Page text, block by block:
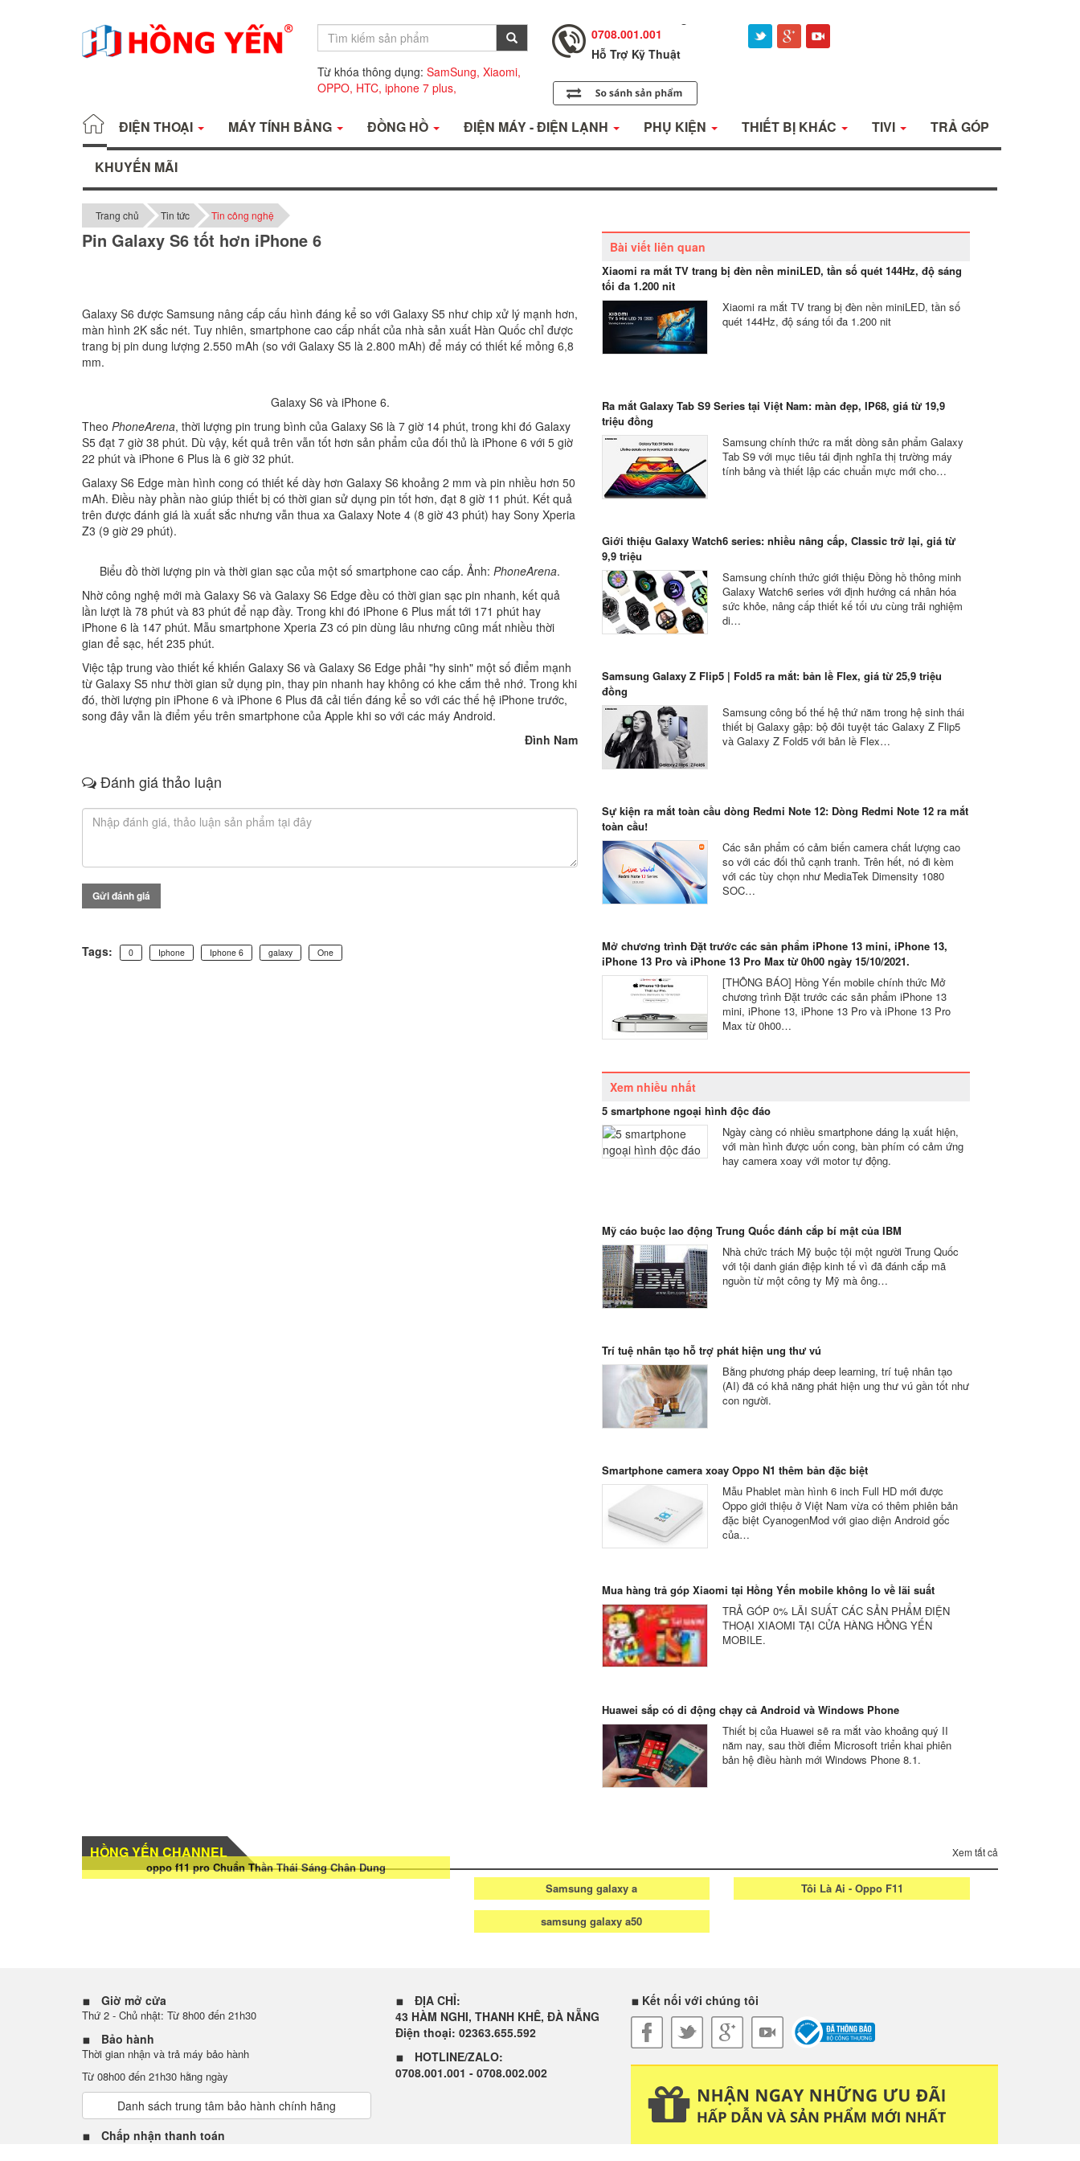
Từ khóa thông dụng: SamSung, Xiaomi,
OPPO, HTC, iphone 7 plus,
Hỗ Trợ Kỹ Thuật
0708.002.002
0708.001.001
ĐIỆN THOẠI MÁY TÍNH BẢNG ĐỒNG HỒ ĐIỆN MÁY - ĐIỆN LẠNH PHỤ KIỆN THIẾT BỊ KHÁC TIVI TRẢ GÓP
KHUYẾN MÃI
Trang chủ Tin tức Tin công nghệ
Pin Galaxy S6 tốt hơn iPhone 6
Galaxy S6 được Samsung nâng cấp cấu hình đáng kể so với Galaxy S5 như chip xử lý mạnh hơn,
màn hình 2K sắc nét. Tuy nhiên, smartphone cao cấp nhất của nhà sản xuất Hàn Quốc chỉ được
trang bị pin dung lượng 2.550 mAh (so với Galaxy S5 là 2.800 mAh) để máy có thiết kế mỏng 6,8
mm.
Galaxy S6 và iPhone 6.
Theo PhoneArena, thời lượng pin trung bình của Galaxy S6 là 7 giờ 14 phút, trong khi đó Galaxy
S5 đạt 7 giờ 38 phút. Dù vậy, kết quả trên vẫn tốt hơn sản phẩm của đối thủ là iPhone 6 với 5 giờ
22 phút và iPhone 6 Plus là 6 giờ 32 phút.
Galaxy S6 Edge màn hình cong có thiết kế dày hơn Galaxy S6 khoảng 2 mm và pin nhiều hơn 50
mAh. Điều này phần nào giúp thiết bị có thời gian sử dụng pin tốt hơn, đạt 8 giờ 11 phút. Kết quả
trên được đánh giá là xuất sắc nhưng vẫn thua xa Galaxy Note 4 (8 giờ 43 phút) hay Sony Xperia
Z3 (9 giờ 29 phút).
Biểu đồ thời lượng pin và thời gian sạc của một số smartphone cao cấp. Ảnh:PhoneArena.
Nhờ công nghệ mới mà Galaxy S6 và Galaxy S6 Edge đều có thời gian sạc pin nhanh, kết quả
lần lượt là 78 phút và 83 phút để nạp đầy. Trong khi đó iPhone 6 Plus mất tới 171 phút hay
iPhone 6 là 147 phút. Mẫu smartphone Xperia Z3 có pin dùng lâu nhưng cũng mất nhiều thời
gian để sạc, hết 235 phút.
Việc tập trung vào thiết kế khiến Galaxy S6 và Galaxy S6 Edge phải "hy sinh" một số điểm mạnh
từ Galaxy S5 như thời gian sử dụng pin, thay pin nhanh hay không có khe cắm thẻ nhớ. Trong khi
đó, thời lượng pin iPhone 6 và iPhone 6 Plus đã cải tiến đáng kể so với các thế hệ iPhone trước,
song đây vẫn là điểm yếu trên smartphone của Apple khi so với các máy Android.
Đình Nam
Đánh giá thảo luận
Gửi đánh giá
Tags: 0 Iphone Iphone 6 galaxy One
Bài viết liên quan
Xiaomi ra mắt TV trang bị đèn nền miniLED, tần số quét 144Hz, độ sáng
tối đa 1.200 nit
Xiaomi ra mắt TV trang bị đèn nền miniLED, tần số
quét 144Hz, độ sáng tối đa 1.200 nit
Ra mắt Galaxy Tab S9 Series tại Việt Nam: màn đẹp, IP68, giá từ 19,9
triệu đồng
Samsung chính thức ra mắt dòng sản phẩm Galaxy
Tab S9 với mục tiêu tái định nghĩa thị trường máy
tính bảng và thiết lập các chuẩn mực mới cho…
Giới thiệu Galaxy Watch6 series: nhiều nâng cấp, Classic trở lại, giá từ
9,9 triệu
Samsung chính thức giới thiệu Đồng hồ thông minh
Galaxy Watch6 series với định hướng cá nhân hóa
sức khỏe, nâng cấp thiết kế tối ưu cùng trải nghiệm
di…
Samsung Galaxy Z Flip5 | Fold5 ra mắt: bản lề Flex, giá từ 25,9 triệu
đồng
Samsung công bố thế hệ thứ năm trong hệ sinh thái
thiết bị Galaxy gập: bộ đôi tuyệt tác Galaxy Z Flip5
và Galaxy Z Fold5 với bản lề Flex…
Sự kiện ra mắt toàn cầu dòng Redmi Note 12: Dòng Redmi Note 12 ra mắt
toàn cầu!
Các sản phẩm có cảm biến camera chất lượng cao
so với các đối thủ cạnh tranh. Trên hết, nó đi kèm
với các tùy chọn như MediaTek Dimensity 1080
SOC…
Mở chương trình Đặt trước các sản phẩm iPhone 13 mini, iPhone 13,
iPhone 13 Pro và iPhone 13 Pro Max từ 0h00 ngày 15/10/2021.
[THÔNG BÁO] Hồng Yến mobile chính thức Mở
chương trình Đặt trước các sản phẩm iPhone 13
mini, iPhone 13, iPhone 13 Pro và iPhone 13 Pro
Max từ 0h00…
Xem nhiều nhất
5 smartphone ngoại hình độc đáo
Ngày càng có nhiều smartphone dáng lạ xuất hiện,
với màn hình được uốn cong, bàn phím có cảm ứng
hay camera xoay với motor tự động.
Mỹ cáo buộc lao động Trung Quốc đánh cắp bí mật của IBM
Nhà chức trách Mỹ buộc tội một người Trung Quốc
với tội danh gián điệp kinh tế vì đã đánh cắp mã
nguồn từ một công ty Mỹ mà ông…
Trí tuệ nhân tạo hỗ trợ phát hiện ung thư vú
Bằng phương pháp deep learning, trí tuệ nhân tạo
(AI) đã có khả năng phát hiện ung thư vú gần tốt như
con người.
Smartphone camera xoay Oppo N1 thêm bản đặc biệt
Mẫu Phablet màn hình 6 inch Full HD mới được
Oppo giới thiệu ở Việt Nam vừa có thêm phiên bản
đặc biệt CyanogenMod với giao diện Android gốc
của…
Mua hàng trả góp Xiaomi tại Hồng Yến mobile không lo về lãi suất
TRẢ GÓP 0% LÃI SUẤT CÁC SẢN PHẨM ĐIỆN
THOẠI XIAOMI TẠI CỬA HÀNG HỒNG YẾN
MOBILE.
Huawei sắp có di động chạy cả Android và Windows Phone
Thiết bị của Huawei sẽ ra mắt vào khoảng quý II
năm nay, sau thời điểm Microsoft triển khai phiên
bản hệ điều hành mới Windows Phone 8.1.
HỒNG YẾN CHANNEL Xem tất cả
oppo f11 pro Chuẩn Thần Thái Sáng Chân Dung
Samsung galaxy a
samsung galaxy a50